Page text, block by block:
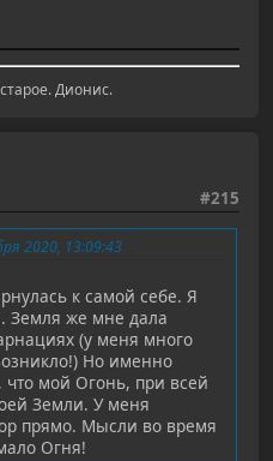
Дионис.
#215
2020, 13:09:43
к самой себе. Я
Земля же мне дала
(у меня много
Но именно
мой Огонь, при всей
Земли. У меня
прямо. Мысли во время
Огня!